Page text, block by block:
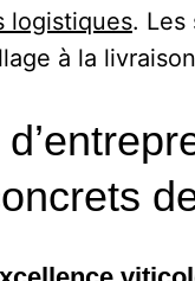
logistiques. Les
à la